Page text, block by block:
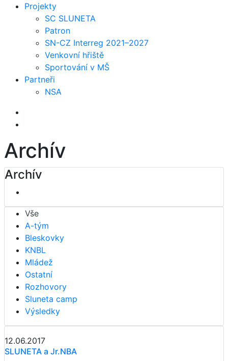
Projekty
SC SLUNETA
Patron
SN-CZ Interreg 2021–2027
Venkovní hřiště
Sportování v MŠ
Partneři
NSA
Archív
Archív
Vše
A-tým
Bleskovky
KNBL
Mládež
Ostatní
Rozhovory
Sluneta camp
Výsledky
12.06.2017
SLUNETA a Jr.NBA